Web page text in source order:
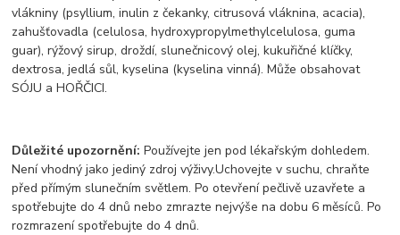
vlákniny (psyllium, inulin z čekanky, citrusová vláknina, acacia),
zahušťovadla (celulosa, hydroxypropylmethylcelulosa, guma
guar), rýžový sirup, droždí, slunečnicový olej, kukuřičné klíčky,
dextrosa, jedlá sůl, kyselina (kyselina vinná). Může obsahovat
SÓJU a HOŘČICI.
Důležité upozornění: Používejte jen pod lékařským dohledem.
Není vhodný jako jediný zdroj výživy.Uchovejte v suchu, chraňte
před přímým slunečním světlem. Po otevření pečlivě uzavřete a
spotřebujte do 4 dnů nebo zmrazte nejvýše na dobu 6 měsíců. Po
rozmrazení spotřebujte do 4 dnů.